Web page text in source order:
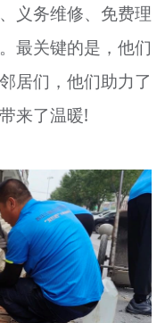
义务维修、免费理
最关键的是，他们
居们，他们助力了
来了温暖!